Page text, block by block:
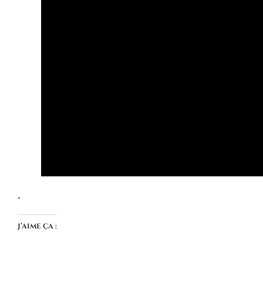
.
J’aime ça :